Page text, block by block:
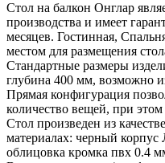
Стол на балкон Онглар
производства и имеет
месяцев. Гостинная,
местом для размещения
Стандартные размеры
глубина 400 мм, возможно
Прямая конфигурация
количество вещей, при
Стол произведен из
материалах: черный
облицовка кромка пвх 0.4